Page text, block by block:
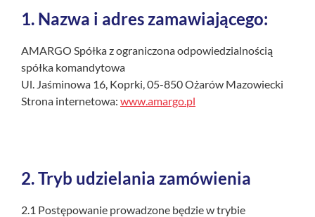
1. Nazwa i adres zamawiającego:
AMARGO Spółka z ograniczona odpowiedzialnością
spółka komandytowa
Ul. Jaśminowa 16, Koprki, 05-850 Ożarów Mazowiecki
Strona internetowa: www.amargo.pl
2.Tryb udzielania zamówienia
2.1 Postępowanie prowadzone będzie w trybie